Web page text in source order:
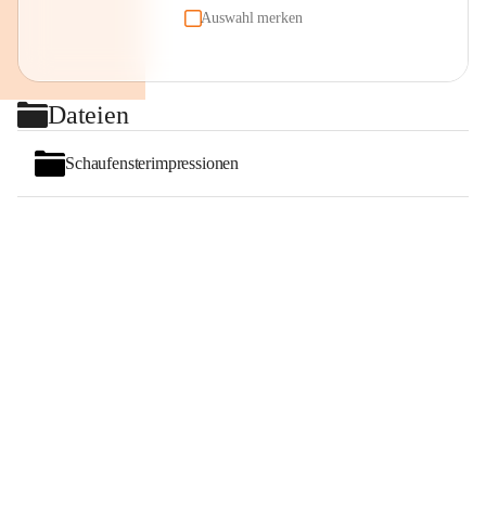
Auswahl merken
Dateien
Schaufensterimpressionen